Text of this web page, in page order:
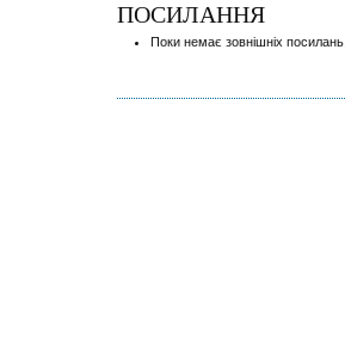
ПОСИЛАННЯ
Поки немає зовнішніх посилань.